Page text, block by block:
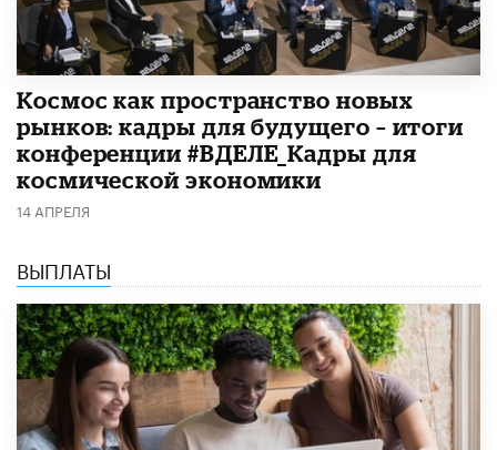
Космос как пространство новых
рынков: кадры для будущего – итоги
конференции #ВДЕЛЕ_Кадры для
космической экономики
14 АПРЕЛЯ
ВЫПЛАТЫ